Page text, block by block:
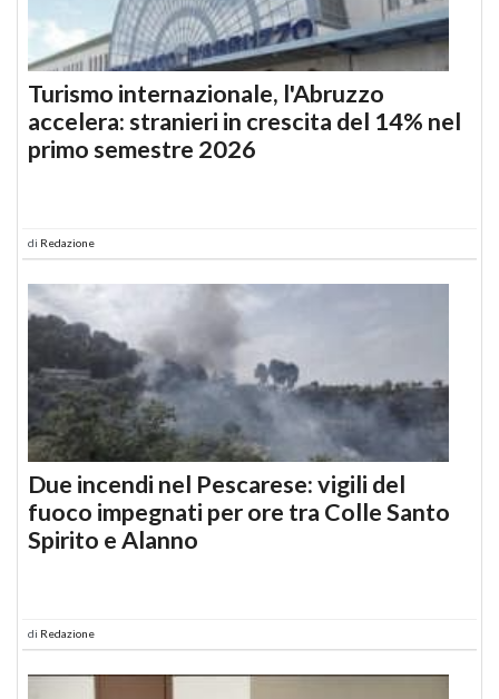
Turismo internazionale, l'Abruzzo
accelera: stranieri in crescita del 14% nel
primo semestre 2026
di Redazione
Due incendi nel Pescarese: vigili del
fuoco impegnati per ore tra Colle Santo
Spirito e Alanno
di Redazione